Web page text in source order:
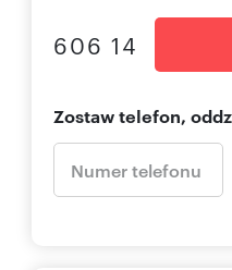
606 14
Zostaw telefon,